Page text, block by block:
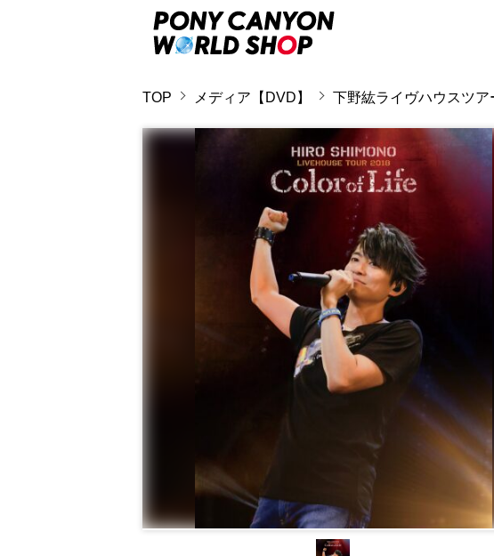
TOP メディア【DVD】 下野紘ライヴハウスツア